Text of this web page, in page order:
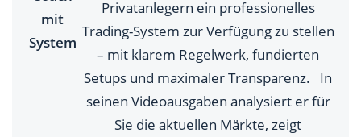
mit
System
Privatanlegern ein professionelles
Trading-System zur Verfügung zu stellen
– mit klarem Regelwerk, fundierten
Setups und maximaler Transparenz. In
seinen Videoausgaben analysiert er für
Sie die aktuellen Märkte, zeigt